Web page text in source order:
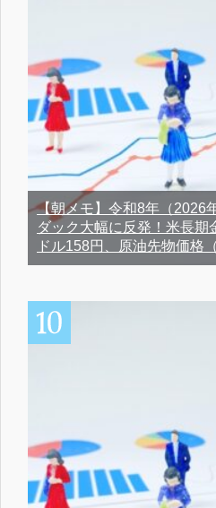
【朝メモ】令和8年（2026
ダック大幅に反発！米長期
ドル158円、原油先物価格